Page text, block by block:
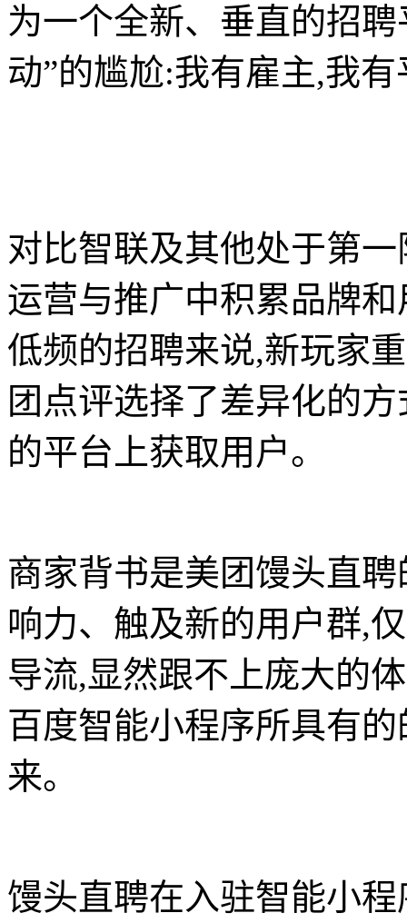
为一个全新、垂直的招
动”的尴尬:我有雇主,我
对比智联及其他处于第
运营与推广中积累品牌
低频的招聘来说,新玩家
团点评选择了差异化的
的平台上获取用户。
商家背书是美团馒头直
响力、触及新的用户群,
导流,显然跟不上庞大的
百度智能小程序所具有
来。
馒头直聘在入驻智能小